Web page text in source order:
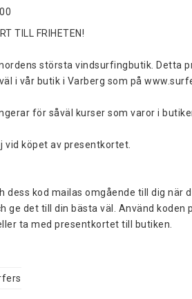
TILL FRIHETEN!
största vindsurfingbutik. Detta
i vår butik i Varberg som på
för såväl kurser som varor i
vid köpet av presentkortet.
dess kod mailas omgående till dig när
ge det till din bästa väl. Använd koden
ta med presentkortet till butiken.